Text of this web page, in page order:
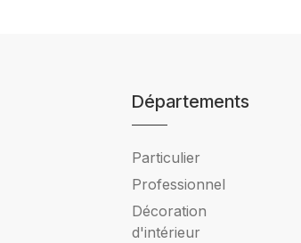
Départements
Particulier
Professionnel
Décoration
d'intérieur